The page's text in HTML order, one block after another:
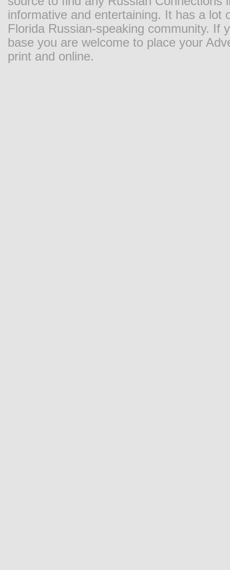
informative and entertaining. It has a
Florida Russian-speaking community. If
base you are welcome to place your
print and online.